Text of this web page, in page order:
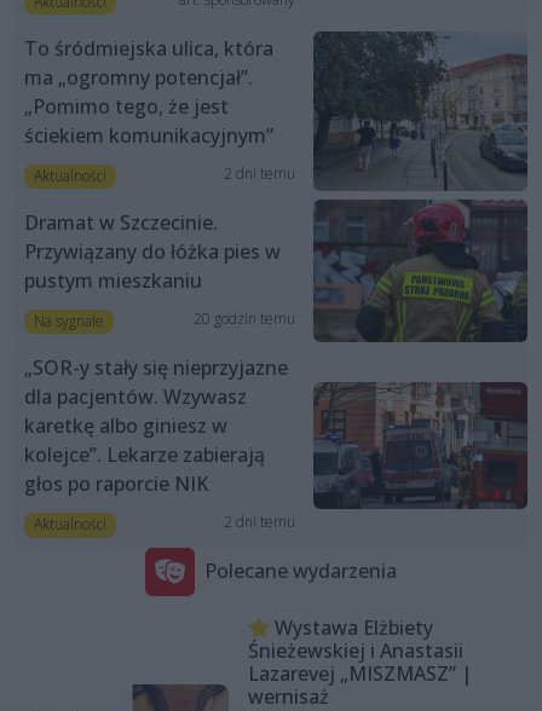
To śródmiejska ulica, która
ma „ogromny potencjał”.
„Pomimo tego, że jest
ściekiem komunikacyjnym”
Aktualności 2 dni temu
Dramat w Szczecinie.
Przywiązany do łóżka pies w
pustym mieszkaniu
Na sygnale 20 godzin temu
„SOR-y stały się nieprzyjazne
dla pacjentów. Wzywasz
karetkę albo giniesz w
kolejce”. Lekarze zabierają
głos po raporcie NIK
Aktualności 2 dni temu
Polecane wydarzenia
Wystawa Elżbiety
Śnieżewskiej i Anastasii
Lazarevej „MISZMASZ” |
wernisaż